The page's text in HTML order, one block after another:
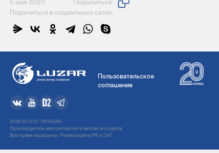
5 мая 2020
Поделиться:
Поделиться в социальных сетях:
Пользовательское
соглашение
2026 © ООО "ЭРЛАЙН".
Производитель автозапчастей и автоаксессуаров.
Все права защищены. Реализация в РФ и СНГ.